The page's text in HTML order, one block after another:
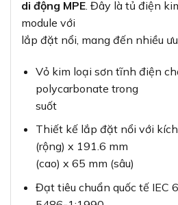
di động MPE . Đây là tủ điện
module với
lắp đặt nổi, mang đến nhiều
Vỏ kim loại sơn tĩnh điện
polycarbonate trong
suốt
Thiết kế lắp đặt nổi với
(rộng) x 191.6 mm
(cao) x 65 mm (sâu)
Đạt tiêu chuẩn quốc tế IEC